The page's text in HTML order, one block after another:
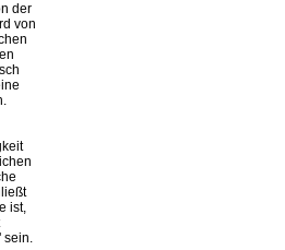
der
von
ist,
sein.